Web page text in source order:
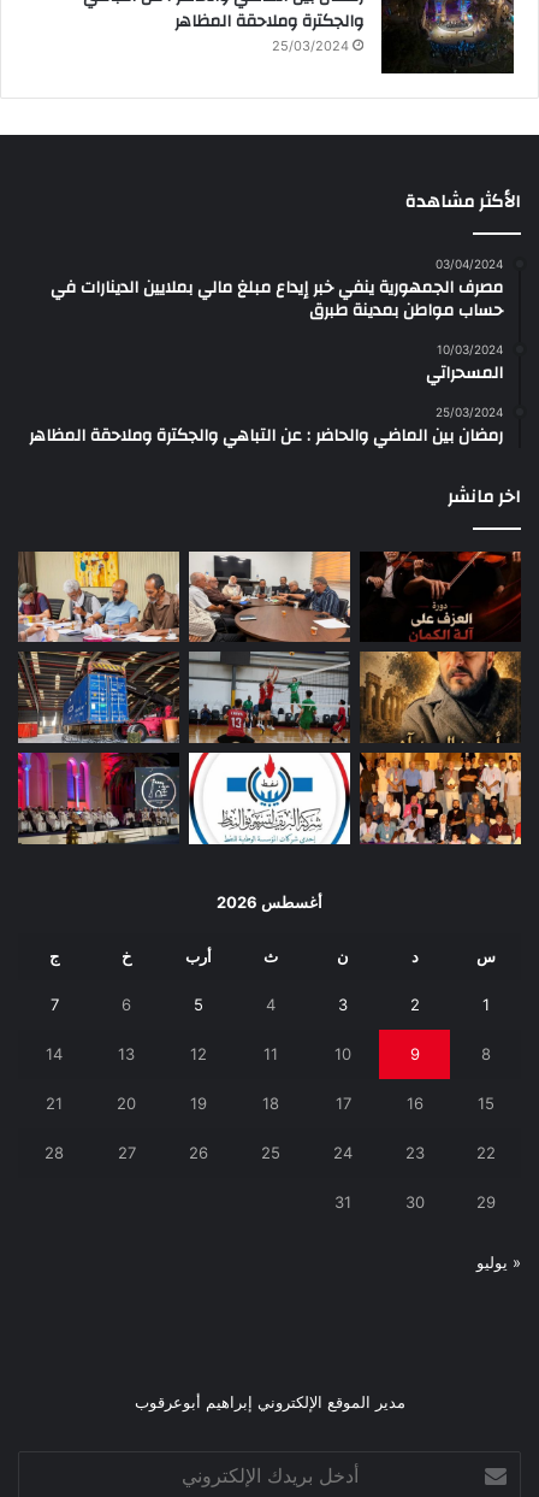
والجكترة وملاحقة المظاهر
25/03/2024
الأكثر مشاهدة
03/04/2024
مصرف الجمهورية ينفي خبر إيداع مبلغ مالي بملايين الدينارات في
حساب مواطن بمدينة طبرق
10/03/2024
المسحراتي
25/03/2024
رمضان بين الماضي والحاضر : عن التباهي والجكترة وملاحقة المظاهر
اخر مانشر
أغسطس 2026
س د ن ث أرب خ ج
1
2
3
4
5
6
7
8
9
10
11
12
13
14
15
16
17
18
19
20
21
22
23
24
25
26
27
28
29
30
31
« يوليو
مدير الموقع الإلكتروني إبراهيم أبوعرقوب
بريدك